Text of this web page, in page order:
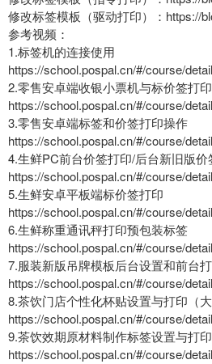
修改标签模板（驱动打印）：https://
参考视频：
1.标签机的连接使用
https://school.pospal.cn/#/course/
2.零售安卓端收银小票机与标价签打
https://school.pospal.cn/#/course/
3.零售安卓端标签和价签打印操作
https://school.pospal.cn/#/course/
4.生鲜PC前台价签打印/后台新旧版价
https://school.pospal.cn/#/course/
5.生鲜安卓平板端标价签打印
https://school.pospal.cn/#/course/
6.生鲜称重通讯秤打印预包装标签
https://school.pospal.cn/#/course/
7.服装新版吊牌模板后台设置和前台
https://school.pospal.cn/#/course/
8.茶饮门店个性化杯贴设置与打印（大
https://school.pospal.cn/#/course/
9.茶饮效期原材料制作标签设置与打印
https://school.pospal.cn/#/course/